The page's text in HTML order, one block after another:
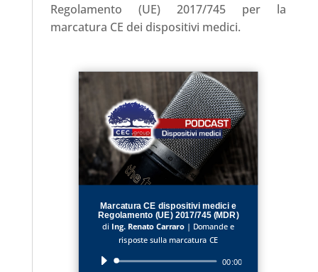
Regolamento (UE) 2017/745 per la
marcatura CE dei dispositivi medici.
Marcatura CE dispositivi medici e
Regolamento (UE) 2017/745 (MDR)
di Ing. Renato Carraro| Domande e
risposte sulla marcatura CE
Audio
00:00